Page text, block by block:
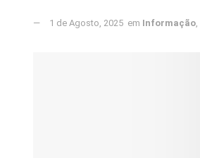
1 de Agosto, 2025 em Informação,